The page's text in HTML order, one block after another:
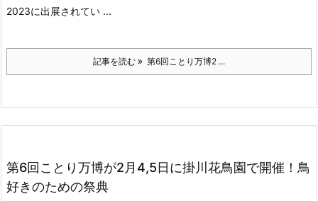
2023に出展されてい ...
記事を読む 第6回ことり万博2 ...
第6回ことり万博が2月4,5日に掛川花鳥園で開催！鳥
好きのための祭典